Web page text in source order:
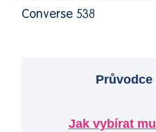
Converse 538
Průvodce
Jak vybírat